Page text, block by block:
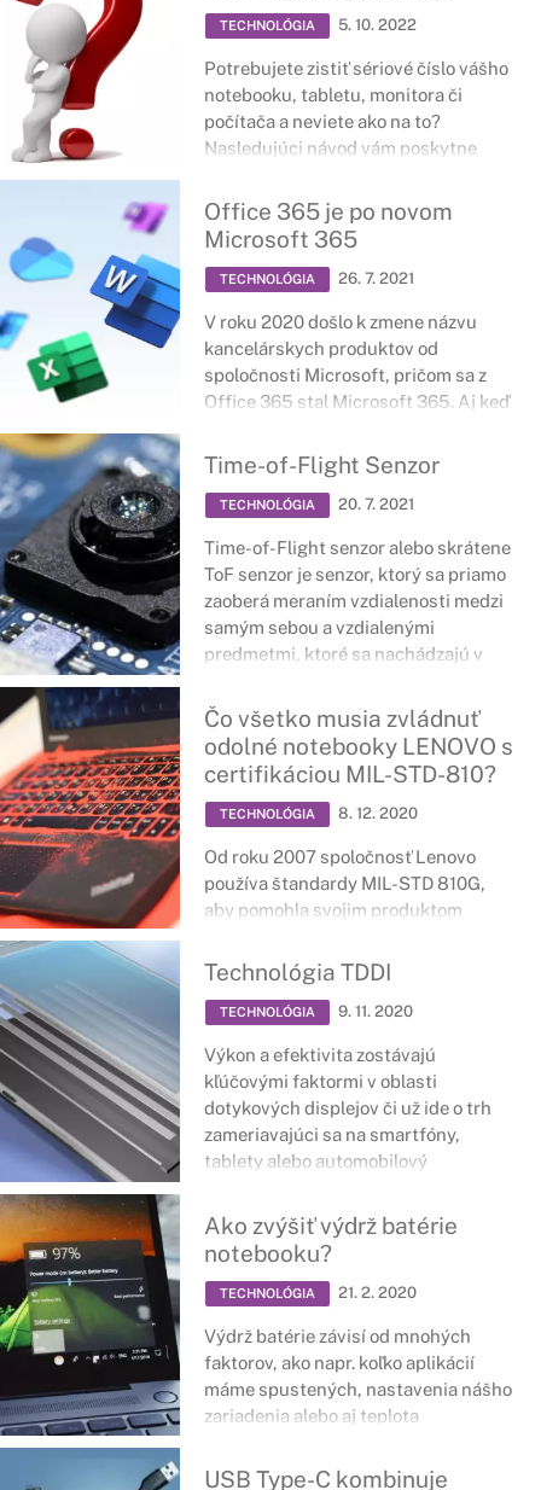
TECHNOLÓGIA 5. 10. 2022
Potrebujete zistiť sériové číslo vášho
notebooku, tabletu, monitora či
počítača a neviete ako na to?
Nasledujúci návod vám poskytne
zariadení.
Office 365 je po novom
Microsoft 365
TECHNOLÓGIA 26. 7. 2021
V roku 2020 došlo k zmene názvu
kancelárskych produktov od
spoločnosti Microsoft, pričom sa z
Office 365 stal Microsoft 365. Aj keď
predplatné balíky zostávajú stále
Time-of-Flight Senzor
TECHNOLÓGIA 20. 7. 2021
Time-of-Flight senzor alebo skrátene
ToF senzor je senzor, ktorý sa priamo
zaoberá meraním vzdialenosti medzi
samým sebou a vzdialenými
predmetmi, ktoré sa nachádzajú v
Čo všetko musia zvládnuť
odolné notebooky LENOVO s
certifikáciou MIL-STD-810?
TECHNOLÓGIA 8. 12. 2020
Od roku 2007 spoločnosť Lenovo
používa štandardy MIL-STD 810G,
aby pomohla svojim produktom
hodnotou a trvanlivosťou hneď po
vybalení z krabice.
Technológia TDDI
TECHNOLÓGIA 9. 11. 2020
Výkon a efektivita zostávajú
kľúčovými faktormi v oblasti
dotykových displejov či už ide o trh
zameriavajúci sa na smartfóny,
tablety alebo automobilový
technológii TDDI od spoločnosti
Synaptics, v ktorej sú podkladový
ovládač displeja a dotykový senzor
spojené, môžu mať displeje zariadení
priamo do jednej z mnohých vrstiev
bunky dotykovej obrazovky,
poprípade až do niekoľkých vrstiev.
Ako zvýšiť výdrž batérie
notebooku?
TECHNOLÓGIA 21. 2. 2020
Výdrž batérie závisí od mnohých
faktorov, ako napr. koľko aplikácií
máme spustených, nastavenia nášho
zariadenia alebo aj teplota
Dobrá správa je, že tieto faktory
USB Type-C kombinuje